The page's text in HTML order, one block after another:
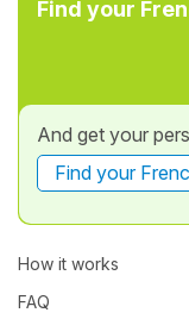
Find your
And get your
Find your
How it works
FAQ